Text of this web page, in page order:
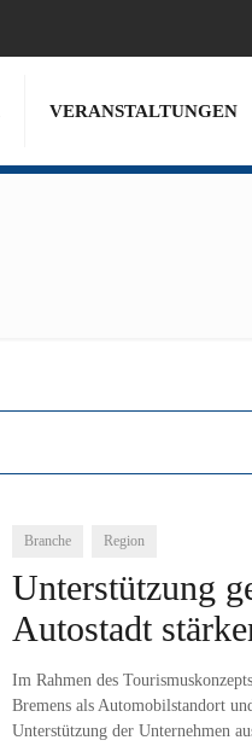
VERANSTALTUNGEN
Branche Region
Unterstützung
Autostadt
Im Rahmen des
Bremens als Automobilstandort
Unterstützung der Unternehmen